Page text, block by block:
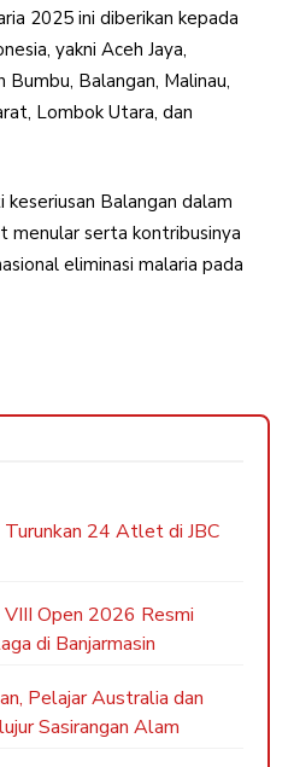
2025 ini diberikan kepada
yakni Aceh Jaya,
Bumbu, Balangan, Malinau,
Lombok Utara, dan
keseriusan Balangan dalam
menular serta kontribusinya
eliminasi malaria pada
Turunkan 24 Atlet di JBC
Open 2026 Resmi
di Banjarmasin
Pelajar Australia dan
Sasirangan Alam